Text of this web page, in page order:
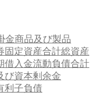
金商品及び製品
固定資産合計総資産
借入金流動負債合計
び資本剰余金
利子負債